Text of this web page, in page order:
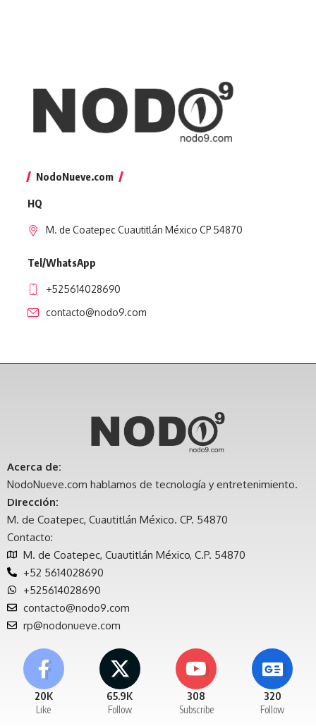
NodoNueve.com
HQ
M. de Coatepec Cuautitlán México CP 54870
Tel/WhatsApp
+525614028690
contacto@nodo9.com
Acerca de:
NodoNueve.com hablamos de tecnología y entretenimiento.
Dirección:
M. de Coatepec, Cuautitlán México. CP. 54870
Contacto:
M. de Coatepec, Cuautitlán México, C.P. 54870
+52 5614028690
+525614028690
contacto@nodo9.com
rp@nodonueve.com
20K
Like
65.9K
Follow
308
Subscribe
320
Follow